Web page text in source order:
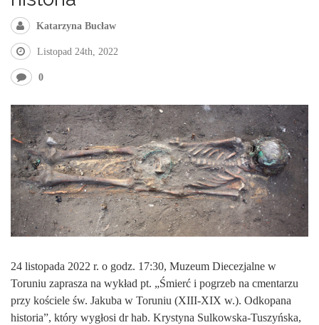
Katarzyna Bucław
Listopad 24th, 2022
0
24 listopada 2022 r. o godz. 17:30, Muzeum Diecezjalne w
Toruniu zaprasza na wykład pt. „Śmierć i pogrzeb na cmentarzu
przy kościele św. Jakuba w Toruniu (XIII-XIX w.). Odkopana
historia”, który wygłosi dr hab. Krystyna Sulkowska-Tuszyńska,